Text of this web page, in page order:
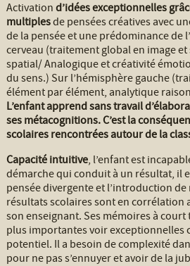
Activationd’idées exceptionnelles
multiplesde pensées créatives avec
de la pensée et une prédominance de
cerveau (traitement global en image
spatial/ Analogique et créativité
du sens.) Sur l’hémisphère gauche
élément par élément, analytique
L’enfant apprend sans travail
ses métacognitions. C’est la
scolaires rencontrées autour de la
Capacité intuitive, l’enfant est
démarche qui conduit à un résultat, il
pensée divergente et l’introduction de
résultats scolaires sont en corrélation
son enseignant. Ses mémoires à
plus importantes voir exceptionnelles
potentiel. Il a besoin de complexité
pour ne pas s’ennuyer et avoir de la